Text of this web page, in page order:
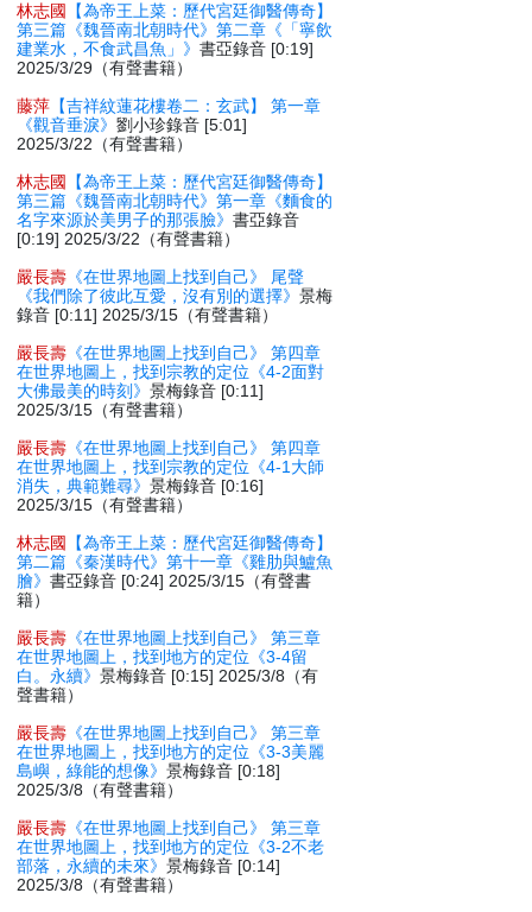
林志國
【為帝王上菜：歷代宮廷御醫傳奇】
第三篇《魏晉南北朝時代》第二章《「寧飲
建業水，不食武昌魚」》書亞錄音 [0:19]
2025/3/29（有聲書籍）
藤萍 【吉祥紋蓮花樓卷二：玄武】 第一章
《觀音垂淚》劉小珍錄音 [5:01]
2025/3/22（有聲書籍）
林志國
【為帝王上菜：歷代宮廷御醫傳奇】
第三篇《魏晉南北朝時代》第一章《麵食的
名字來源於美男子的那張臉》書亞錄音
[0:19] 2025/3/22（有聲書籍）
嚴長壽 《在世界地圖上找到自己》 尾聲
《我們除了彼此互愛，沒有別的選擇》景梅
錄音 [0:11] 2025/3/15（有聲書籍）
嚴長壽 《在世界地圖上找到自己》 第四章
在世界地圖上，找到宗教的定位《4-2面對
大佛最美的時刻》景梅錄音 [0:11]
2025/3/15（有聲書籍）
嚴長壽 《在世界地圖上找到自己》 第四章
在世界地圖上，找到宗教的定位《4-1大師
消失，典範難尋》景梅錄音 [0:16]
2025/3/15（有聲書籍）
林志國
【為帝王上菜：歷代宮廷御醫傳奇】
第二篇《秦漢時代》第十一章《雞肋與鱸魚
膾》書亞錄音 [0:24] 2025/3/15（有聲書
籍）
嚴長壽 《在世界地圖上找到自己》 第三章
在世界地圖上，找到地方的定位《3-4留
白。永續》景梅錄音 [0:15] 2025/3/8（有
聲書籍）
嚴長壽 《在世界地圖上找到自己》 第三章
在世界地圖上，找到地方的定位《3-3美麗
島嶼，綠能的想像》景梅錄音 [0:18]
2025/3/8（有聲書籍）
嚴長壽 《在世界地圖上找到自己》 第三章
在世界地圖上，找到地方的定位《3-2不老
部落，永續的未來》景梅錄音 [0:14]
2025/3/8（有聲書籍）